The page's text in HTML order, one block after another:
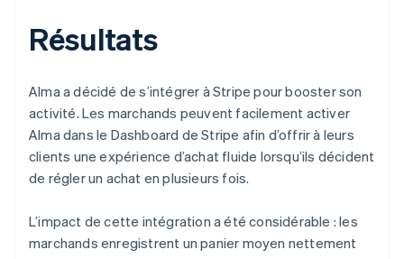
Résultats
Alma a décidé de s’intégrer à Stripe pour booster son
activité. Les marchands peuvent facilement activer
Alma dans le Dashboard de Stripe afin d’offrir à leurs
clients une expérience d’achat fluide lorsqu’ils décident
de régler un achat en plusieurs fois.
L’impact de cette intégration a été considérable : les
marchands enregistrent un panier moyen nettement